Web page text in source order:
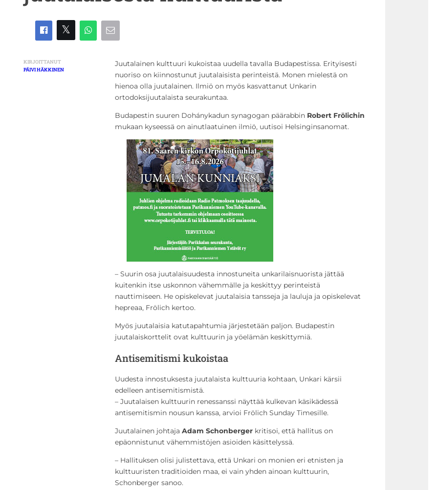
KIRJOITTANUT
PÄIVI HÄKKINEN
Juutalainen kulttuuri kukoistaa uudella tavalla Budapestissa. Erityisesti
nuoriso on kiinnostunut juutalaisista perinteistä. Monen mielestä on
hienoa olla juutalainen. Ilmiö on myös kasvattanut Unkarin
ortodoksijuutalaista seurakuntaa.
Budapestin suuren Dohánykadun synagogan päärabbin Robert Frölichin
mukaan kyseessä on ainutlaatuinen ilmiö, uutisoi Helsinginsanomat.
– Suurin osa juutalaisuudesta innostuneita unkarilaisnuorista jättää
kuitenkin itse uskonnon vähemmälle ja keskittyy perinteistä
nauttimiseen. He opiskelevat juutalaisia tansseja ja lauluja ja opiskelevat
hepreaa, Frölich kertoo.
Myös juutalaisia katutapahtumia järjestetään paljon. Budapestin
juutalaiskorttelit ovat kulttuurin ja yöelämän keskittymiä.
Antisemitismi kukoistaa
Uudesta innostuksesta juutalaista kulttuuria kohtaan, Unkari kärsii
edelleen antisemitismistä.
– Juutalaisen kulttuurin renessanssi näyttää kulkevan käsikädessä
antisemitismin nousun kanssa, arvioi Frölich Sunday Timesille.
Juutalainen johtaja Adam Schonberger kritisoi, että hallitus on
epäonnistunut vähemmistöjen asioiden käsittelyssä.
– Hallituksen olisi julistettava, että Unkari on monien eri etnisten ja
kulttuuristen traditioiden maa, ei vain yhden ainoan kulttuurin,
Schonberger sanoo.